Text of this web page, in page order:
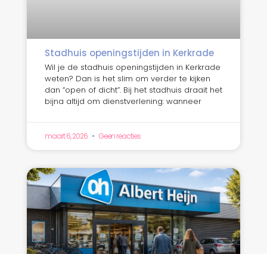
Stadhuis openingstijden in Kerkrade
Wil je de stadhuis openingstijden in Kerkrade
weten? Dan is het slim om verder te kijken
dan “open of dicht”. Bij het stadhuis draait het
bijna altijd om dienstverlening: wanneer
maart 6, 2026 Geen reacties